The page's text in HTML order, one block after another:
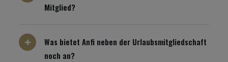
Mitglied?
Was bietet Anfi neben der Urlaubsmitgliedschaft
noch an?